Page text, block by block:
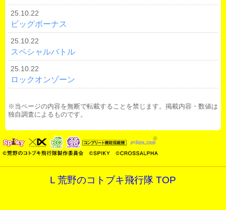
25.10.22
ビッグボーナス
25.10.22
スペシャルバトル
25.10.22
ロックオンゾーン
※当ページの内容を無断で転載することを禁じます。掲載内容・数値は
独自調査によるものです。
L 荒野のコトブキ飛行隊 TOP